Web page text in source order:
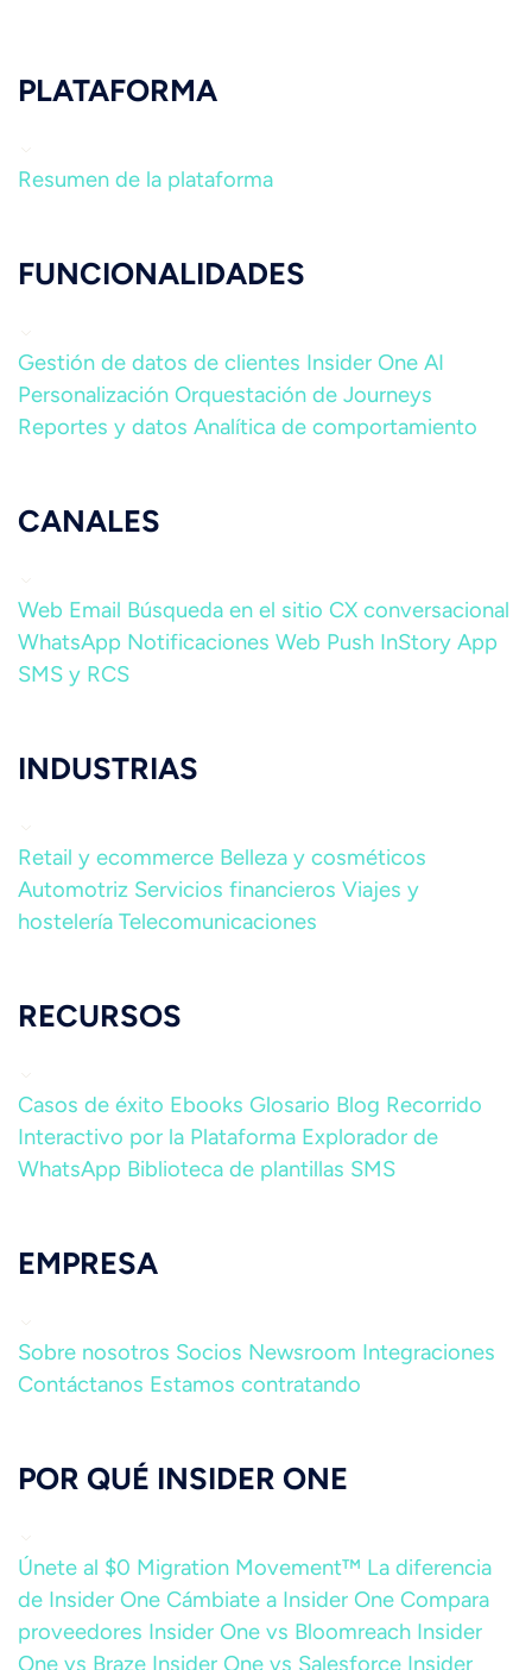
PLATAFORMA
Resumen de la plataforma
FUNCIONALIDADES
Gestión de datos de clientes Insider One AI
Personalización Orquestación de Journeys
Reportes y datos Analítica de comportamiento
CANALES
Web Email Búsqueda en el sitio CX conversacional
WhatsApp Notificaciones Web Push InStory App
SMS y RCS
INDUSTRIAS
Retail y ecommerce Belleza y cosméticos
Automotriz Servicios financieros Viajes y
hostelería Telecomunicaciones
RECURSOS
Casos de éxito Ebooks Glosario Blog Recorrido
Interactivo por la Plataforma Explorador de
WhatsApp Biblioteca de plantillas SMS
EMPRESA
Sobre nosotros Socios Newsroom Integraciones
Contáctanos Estamos contratando
POR QUÉ INSIDER ONE
Únete al $0 Migration Movement™ La diferencia
de Insider One Cámbiate a Insider One Compara
proveedores Insider One vs Bloomreach Insider
One vs Braze Insider One vs Salesforce Insider